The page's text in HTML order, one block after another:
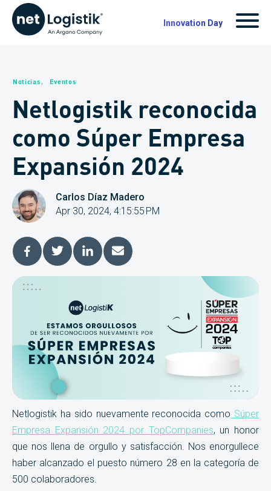
Innovation Day
Noticias , Eventos
Netlogistik reconocida
como Súper Empresa
Expansión 2024
Carlos Díaz Madero
Apr 30, 2024, 4:15:55 PM
Netlogistik ha sido nuevamente reconocida como Súper
Empresa Expansión 2024 por TopCompanies, un honor
que nos llena de orgullo y satisfacción. Nos enorgullece
haber alcanzado el puesto número 28 en la categoría de
500 colaboradores.